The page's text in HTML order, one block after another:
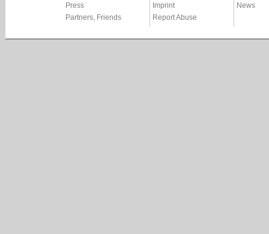
Press
Partners, Friends
Imprint
Report Abuse
News